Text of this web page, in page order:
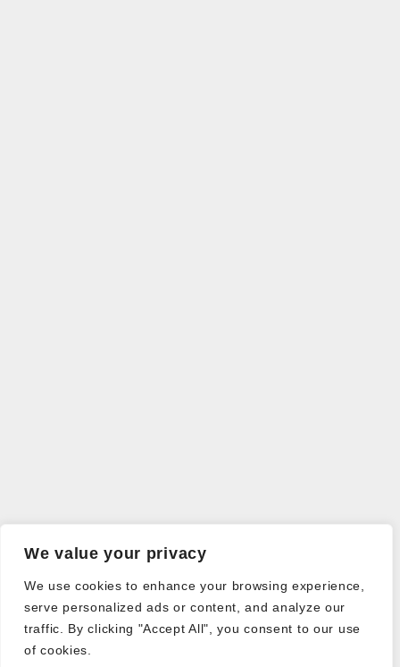
We value your privacy
We use cookies to enhance your browsing experience,
serve personalized ads or content, and analyze our
traffic. By clicking "Accept All", you consent to our use
of cookies.